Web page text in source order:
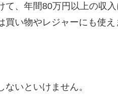
て、年間80万円以上の収
い物やレジャーにも使え
いといけません。